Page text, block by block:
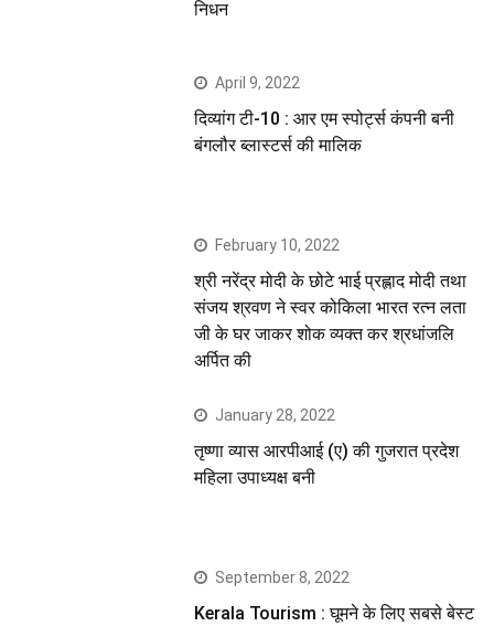
निधन
April 9, 2022
दिव्यांग टी-10 : आर एम स्पोर्ट्स कंपनी बनी
बंगलौर ब्लास्टर्स की मालिक
February 10, 2022
श्री नरेंद्र मोदी के छोटे भाई प्रह्लाद मोदी तथा
संजय श्रवण ने स्वर कोकिला भारत रत्न लता
जी के घर जाकर शोक व्यक्त कर श्रधांजलि
अर्पित की
January 28, 2022
तृष्णा व्यास आरपीआई (ए) की गुजरात प्रदेश
महिला उपाध्यक्ष बनी
September 8, 2022
Kerala Tourism : घूमने के लिए सबसे बेस्ट